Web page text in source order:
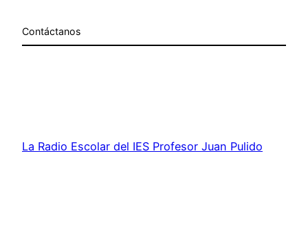
Contáctanos
La Radio Escolar del IES Profesor Juan Pulido